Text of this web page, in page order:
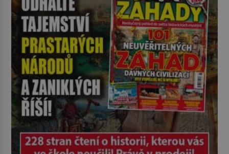
venkova. Její příběh je však
mnohem starší než slavné
provensálské plantáže. Lidé si této
neobyčejné rostlinky cenili už před
tisíci […]